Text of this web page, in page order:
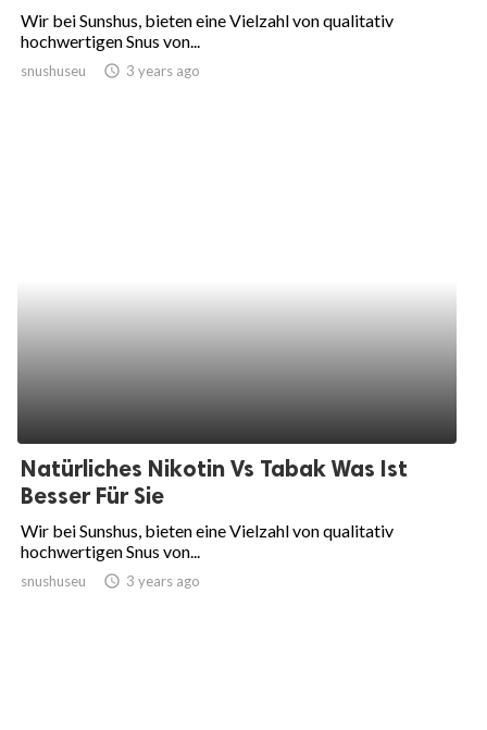
Wir bei Sunshus, bieten eine Vielzahl von qualitativ
hochwertigen Snus von...
snushuseu access_time 3 years ago
Natürliches Nikotin Vs Tabak Was Ist
Besser Für Sie
Wir bei Sunshus, bieten eine Vielzahl von qualitativ
hochwertigen Snus von...
snushuseu access_time 3 years ago